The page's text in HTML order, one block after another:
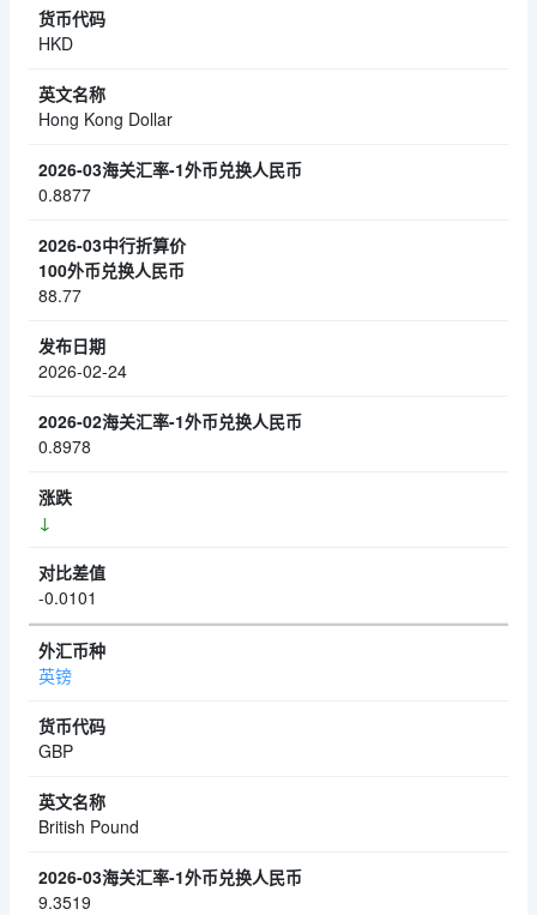
HKD
Hong Kong Dollar
0.8877
88.77
2026-02-24
0.8978
↓
-0.0101
英镑
GBP
British Pound
9.3519